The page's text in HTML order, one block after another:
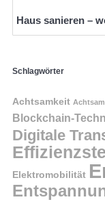
Haus sanieren –
Schlagwörter
Achtsamkeit
Blockchain-
Digitale
Elektromobilität